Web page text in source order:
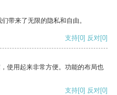
带来了无限的隐私和自由。
支持[0] 反对[0]
使用起来非常方便。功能的布局也
支持[0] 反对[0]